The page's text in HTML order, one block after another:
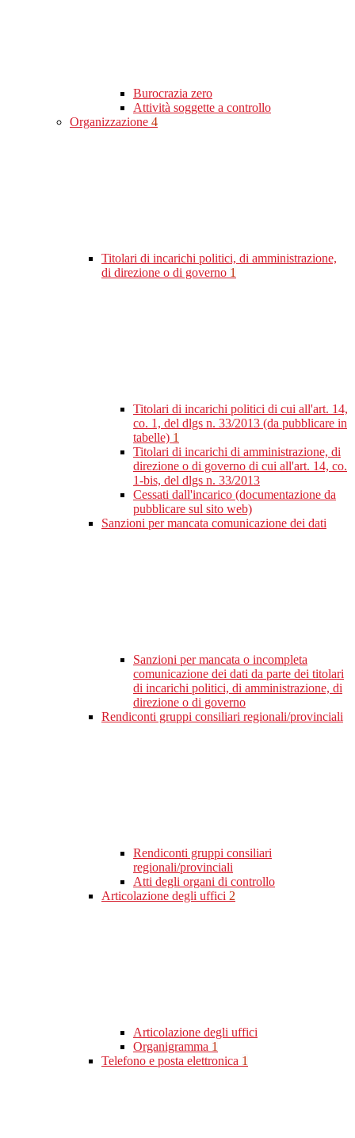
Burocrazia zero
Attività soggette a controllo
Organizzazione 4
Titolari di incarichi politici, di amministrazione,
di direzione o di governo 1
Titolari di incarichi politici di cui all'art. 14,
co. 1, del dlgs n. 33/2013 (da pubblicare in
tabelle) 1
Titolari di incarichi di amministrazione, di
direzione o di governo di cui all'art. 14, co.
1-bis, del dlgs n. 33/2013
Cessati dall'incarico (documentazione da
pubblicare sul sito web)
Sanzioni per mancata comunicazione dei dati
Sanzioni per mancata o incompleta
comunicazione dei dati da parte dei titolari
di incarichi politici, di amministrazione, di
direzione o di governo
Rendiconti gruppi consiliari regionali/provinciali
Rendiconti gruppi consiliari
regionali/provinciali
Atti degli organi di controllo
Articolazione degli uffici 2
Articolazione degli uffici
Organigramma 1
Telefono e posta elettronica 1